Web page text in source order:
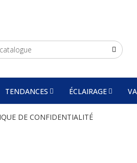
TENDANCES ÉCLAIRAGE
DE CONFIDENTIALITÉ